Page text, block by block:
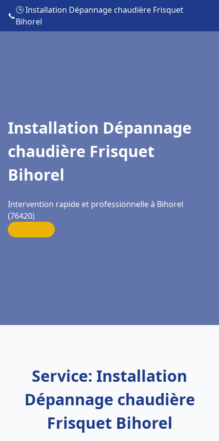
📞
🕒 Installation Dépannage chaudière Frisquet
Bihorel
Installation Dépannage
chaudière Frisquet
Bihorel
Intervention rapide et professionnelle à Bihorel
(76420)
Service: Installation
Dépannage chaudière
Frisquet Bihorel